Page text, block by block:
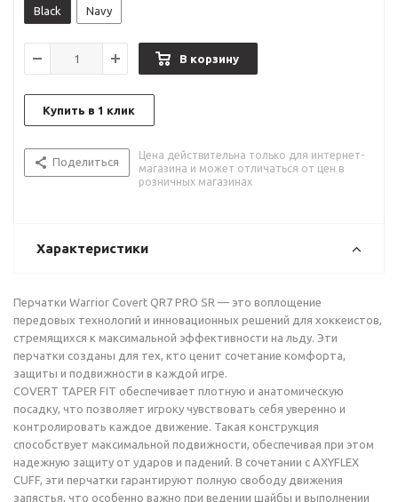
Black Navy
В корзину
Купить в 1 клик
Поделиться
Цена действительна только для интернет-
магазина и может отличаться от цен в
розничных магазинах
Характеристики
Перчатки Warrior Covert QR7 PRO SR — это воплощение
передовых технологий и инновационных решений для хоккеистов,
стремящихся к максимальной эффективности на льду. Эти
перчатки созданы для тех, кто ценит сочетание комфорта,
защиты и подвижности в каждой игре.
COVERT TAPER FIT обеспечивает плотную и анатомическую
посадку, что позволяет игроку чувствовать себя уверенно и
контролировать каждое движение. Такая конструкция
способствует максимальной подвижности, обеспечивая при этом
надежную защиту от ударов и падений. В сочетании с AXYFLEX
CUFF, эти перчатки гарантируют полную свободу движения
запястья, что особенно важно при ведении шайбы и выполнении